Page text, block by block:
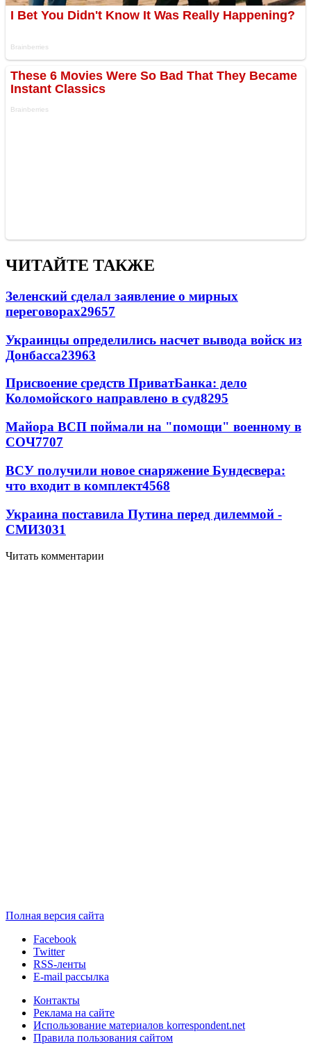
ЧИТАЙТЕ ТАКЖЕ
Зеленский сделал заявление о мирных
переговорах29657
Украинцы определились насчет вывода войск из
Донбасса23963
Присвоение средств ПриватБанка: дело
Коломойского направлено в суд8295
Майора ВСП поймали на "помощи" военному в
СОЧ7707
ВСУ получили новое снаряжение Бундесвера:
что входит в комплект4568
Украина поставила Путина перед дилеммой -
СМИ3031
Читать комментарии
Полная версия сайта
Facebook
Twitter
RSS-ленты
E-mail рассылка
Контакты
Реклама на сайте
Использование материалов korrespondent.net
Правила пользования сайтом